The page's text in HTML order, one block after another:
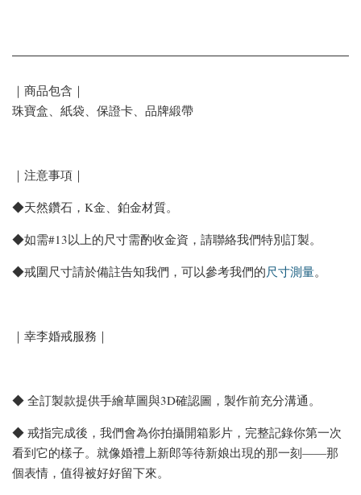
｜商品包含｜
珠寶盒、紙袋、保證卡、品牌緞帶
｜注意事項｜
◆天然鑽石，K金、鉑金材質。
◆如需#13以上的尺寸需酌收金資，請聯絡我們特別訂製。
◆戒圍尺寸請於備註告知我們，可以參考我們的尺寸測量。
｜幸李婚戒服務｜
◆ 全訂製款提供手繪草圖與3D確認圖，製作前充分溝通。
◆ 戒指完成後，我們會為你拍攝開箱影片，完整記錄你第一次
看到它的樣子。就像婚禮上新郎等待新娘出現的那一刻——那
個表情，值得被好好留下來。